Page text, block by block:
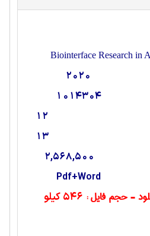
Biointerface Research in
2020
1014304
12
13
2,568,500
Pdf+Word
- حجم فایل :
546 کیلو